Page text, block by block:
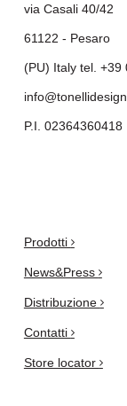
via Casali 40/42
61122 - Pesaro
(PU) Italy tel. +39
P.I. 02364360418
Prodotti
News&Press
Distribuzione
Contatti
Store locator